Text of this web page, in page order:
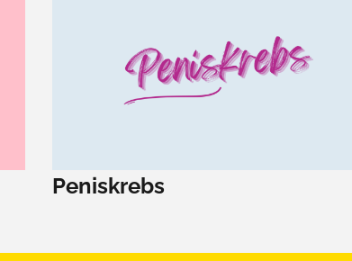
Peniskrebs